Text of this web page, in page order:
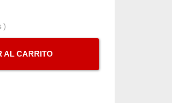
)
AL CARRITO